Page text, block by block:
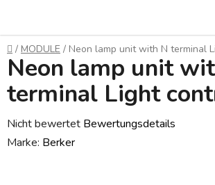
springen
Startseite
/ MODULE / Neon lamp unit with N terminal
Neon lamp unit
terminal Light
Die
durchschnittliche
Nicht bewertet Bewertungsdetails
Marke: Berker